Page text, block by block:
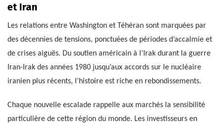
et Iran
Les relations entre Washington et Téhéran sont marquées par
des décennies de tensions, ponctuées de périodes d’accalmie et
de crises aiguës. Du soutien américain à l’Irak durant la guerre
Iran-Irak des années 1980 jusqu’aux accords sur le nucléaire
iranien plus récents, l’histoire est riche en rebondissements.
Chaque nouvelle escalade rappelle aux marchés la sensibilité
particulière de cette région du monde. Les investisseurs en